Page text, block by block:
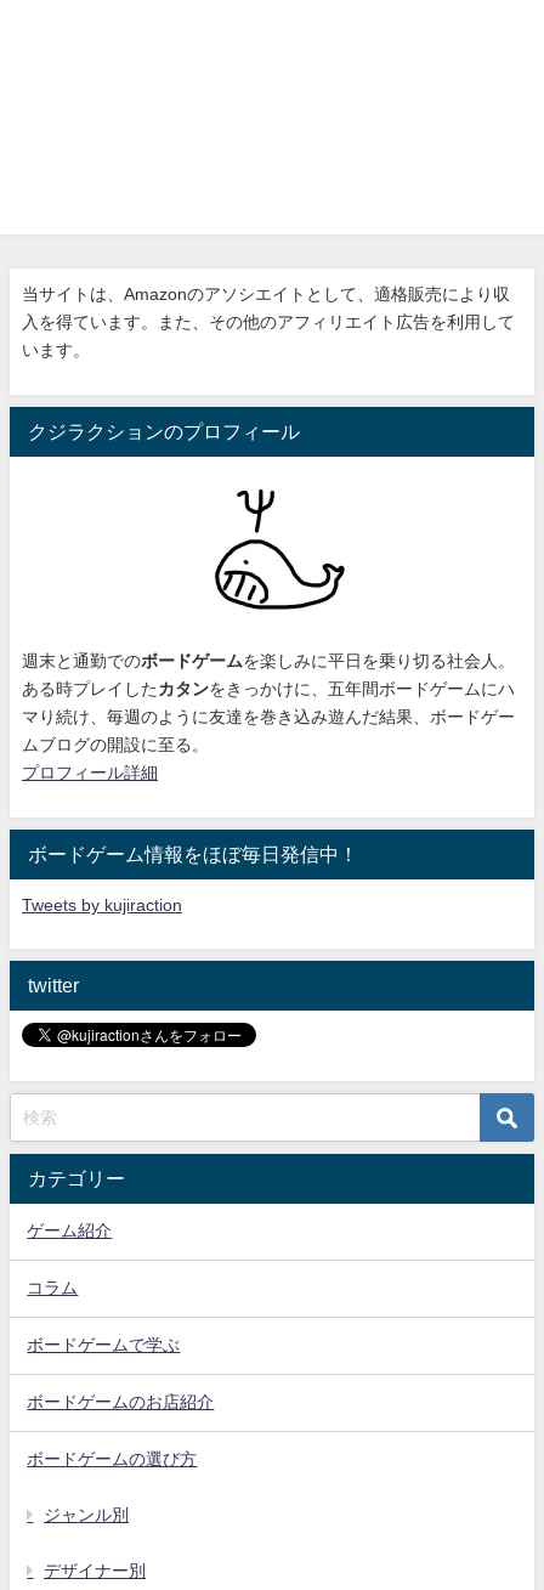
当サイトは、Amazonのアソシエイトとして、適格販売により収
入を得ています。また、その他のアフィリエイト広告を利用して
います。
クジラクションのプロフィール
週末と通勤でのボードゲームを楽しみに平日を乗り切る社会人。
ある時プレイした カタンをきっかけに、 五年間ボードゲームにハ
マり続け 、毎週のように友達を巻き込み遊んだ結果、ボードゲー
ムブログの開設に至る。
プロフィール詳細
ボードゲーム情報をほぼ毎日発信中！
Tweets by kujiraction
twitter
カテゴリー
ゲーム紹介
コラム
ボードゲームで学ぶ
ボードゲームのお店紹介
ボードゲームの選び方
ジャンル別
デザイナー別